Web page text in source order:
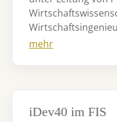
mehr
iDev40 im FIS